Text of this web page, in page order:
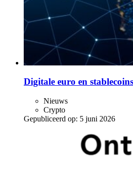
Digitale euro en
Nieuws
Crypto
Gepubliceerd op: 5 juni 2026